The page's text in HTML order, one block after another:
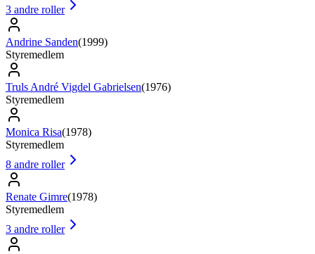
3 andre roller
Andrine Sanden(1999)
Styremedlem
Truls André Vigdel Gabrielsen(1976)
Styremedlem
Monica Risa(1978)
Styremedlem
8 andre roller
Renate Gimre(1978)
Styremedlem
3 andre roller